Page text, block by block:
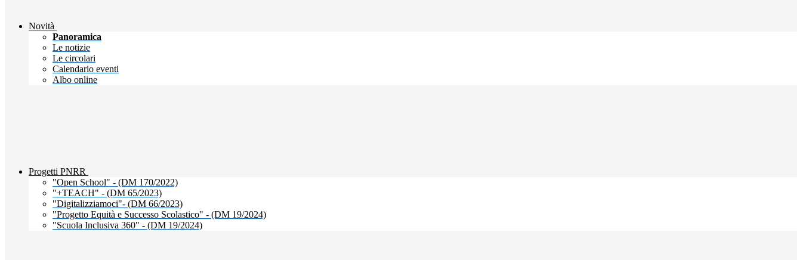
Novità
Panoramica
Le notizie
Le circolari
Calendario eventi
Albo online
Progetti PNRR
"Open School" - (DM 170/2022)
"+TEACH" - (DM 65/2023)
"Digitalizziamoci"- (DM 66/2023)
"Progetto Equità e Successo Scolastico" - (DM 19/2024)
"Scuola Inclusiva 360" - (DM 19/2024)